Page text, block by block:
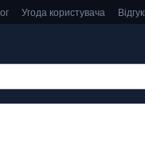
Угода користувача